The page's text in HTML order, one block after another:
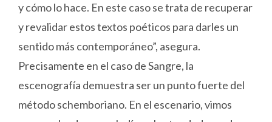
y cómo lo hace. En este caso se trata de recuperar
y revalidar estos textos poéticos para darles un
sentido más contemporáneo”, asegura.
Precisamente en el caso de Sangre, la
escenografía demuestra ser un punto fuerte del
método schemboriano. En el escenario, vimos